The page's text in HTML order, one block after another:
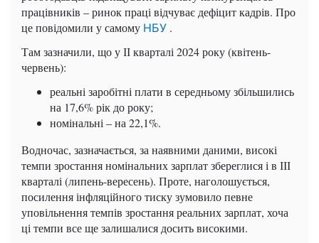
працівників – ринок праці відчуває дефіцит кадрів. Про
це повідомили у самому НБУ .
Там зазначили, що у ІІ кварталі 2024 року (квітень-
червень):
реальні заробітні плати в середньому збільшились
на 17,6% рік до року;
номінальні – на 22,1%.
Водночас, зазначається, за наявними даними, високі
темпи зростання номінальних зарплат збереглися і в ІІІ
кварталі (липень-вересень). Проте, наголошується,
посилення інфляційного тиску зумовило певне
уповільнення темпів зростання реальних зарплат, хоча
ці темпи все ще залишалися досить високими.